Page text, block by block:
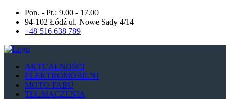
Pon. - Pt.: 9.00 - 17.00
94-102 Łódź ul. Nowe Sady 4/14
+48 516 638 789
AKTUALNOŚCI
ELEKTROMOBILNI
MOTO TABU
TŁUMACZENIA